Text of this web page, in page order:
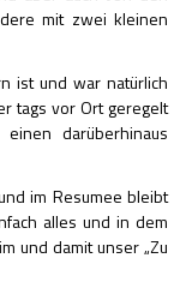
mit zwei kleinen
ist und war natürlich
tags vor Ort geregelt
darüberhinaus
im Resumee bleibt
alles und in dem
und damit unser „Zu